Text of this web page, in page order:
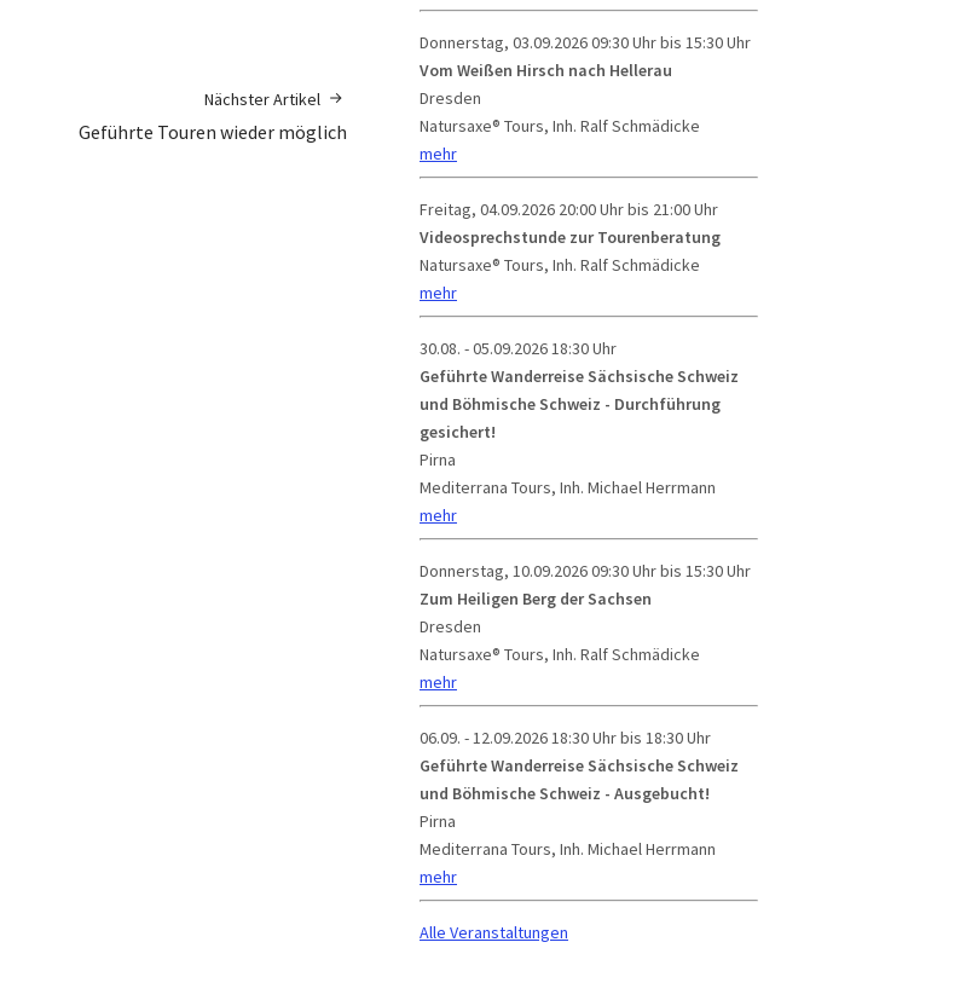
Nächster Artikel
Geführte Touren wieder möglich
Donnerstag, 03.09.202609:30 Uhr bis 15:30 Uhr
Vom Weißen Hirsch nach Hellerau
Dresden
Natursaxe® Tours, Inh. Ralf Schmädicke
mehr
Freitag, 04.09.2026 20:00 Uhr bis 21:00 Uhr
Videosprechstunde zur Tourenberatung
Natursaxe® Tours, Inh. Ralf Schmädicke
mehr
30.08. - 05.09.202618:30 Uhr
Geführte Wanderreise Sächsische Schweiz
und Böhmische Schweiz - Durchführung
gesichert!
Pirna
Mediterrana Tours, Inh. Michael Herrmann
mehr
Donnerstag, 10.09.202609:30 Uhr bis 15:30 Uhr
Zum Heiligen Berg der Sachsen
Dresden
Natursaxe® Tours, Inh. Ralf Schmädicke
mehr
06.09. - 12.09.202618:30 Uhr bis 18:30 Uhr
Geführte Wanderreise Sächsische Schweiz
und Böhmische Schweiz - Ausgebucht!
Pirna
Mediterrana Tours, Inh. Michael Herrmann
mehr
Alle Veranstaltungen